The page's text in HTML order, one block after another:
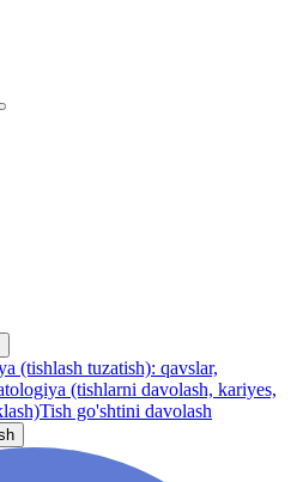
(tishlash tuzatish): qavslar,
(tishlarni davolash, kariyes,
Tish go'shtini davolash